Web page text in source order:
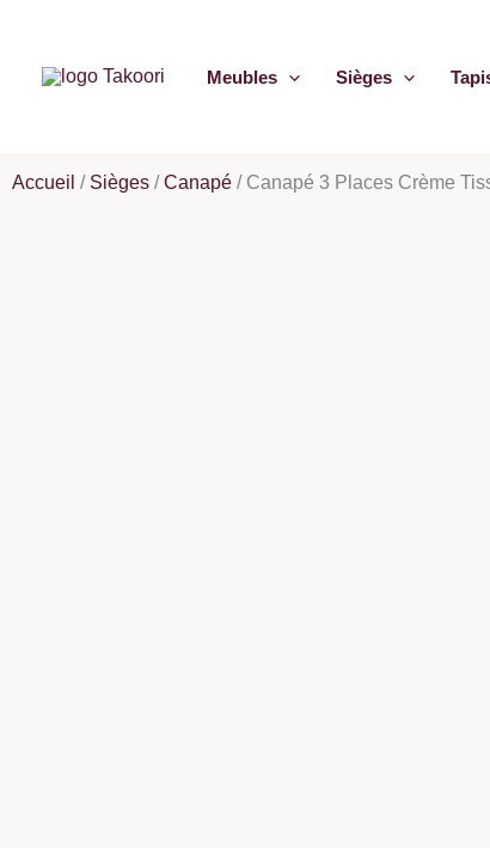
contenu
Meubles Sièges
Accueil / Sièges /Canapé / Canapé 3 Places Crème